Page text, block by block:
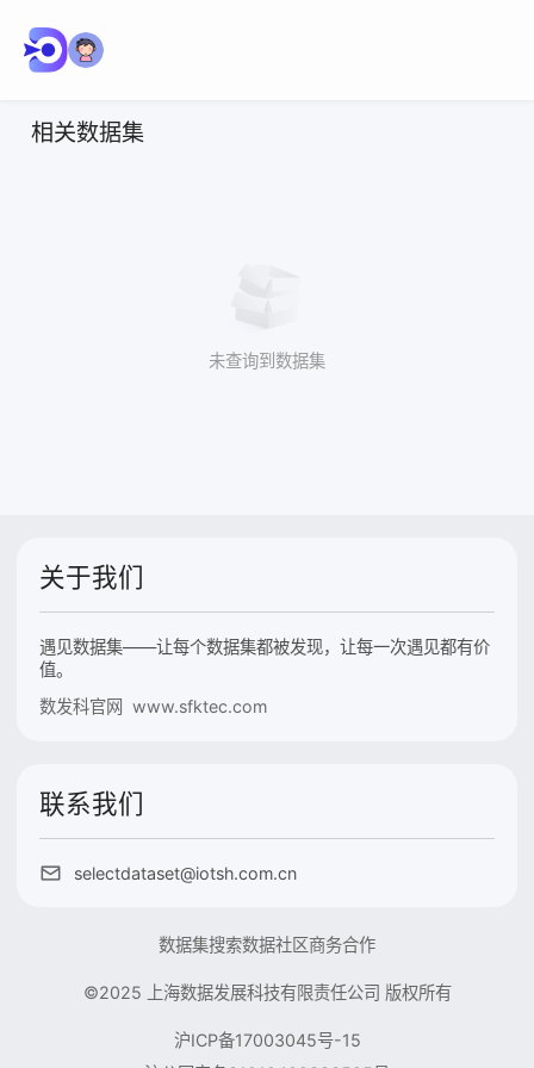
相关数据集
未查询到数据集
关于我们
遇见数据集——让每个数据集都被发现，让每一次遇见都有价
值。
数发科官网 www.sfktec.com
联系我们
selectdataset@iotsh.com.cn
数据集搜索数据社区商务合作
©2025 上海数据发展科技有限责任公司 版权所有
沪ICP备17003045号-15